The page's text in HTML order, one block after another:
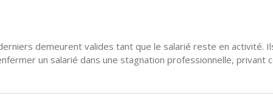
demeurent valides tant que le salarié reste en activité.
un salarié dans une stagnation professionnelle, privant